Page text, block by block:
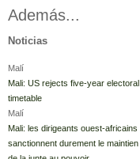
Además...
Noticias
Malí
Mali: US rejects five-year electoral
timetable
Malí
Mali: les dirigeants ouest-africains
sanctionnent durement le maintien